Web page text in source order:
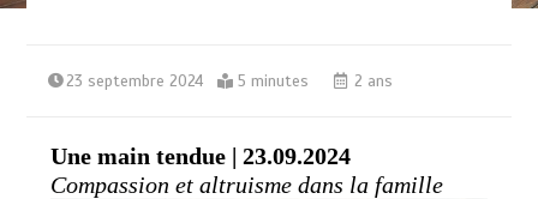
23 septembre 2024 5 minutes 2 ans
Une main tendue | 23.09.2024
Compassion et altruisme dans la famille